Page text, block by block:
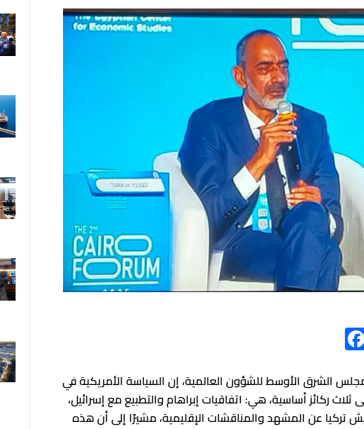
الشرق الأوسط للشؤون العالمية، إن السياسة الأمريكية في
ركائز أساسية، هي: اتفاقيات إبراهام والتطبيع مع إسرائيل،
تركيا عن المشهد والمناقشات الإقليمية، مشيرًا إلى أن هذه